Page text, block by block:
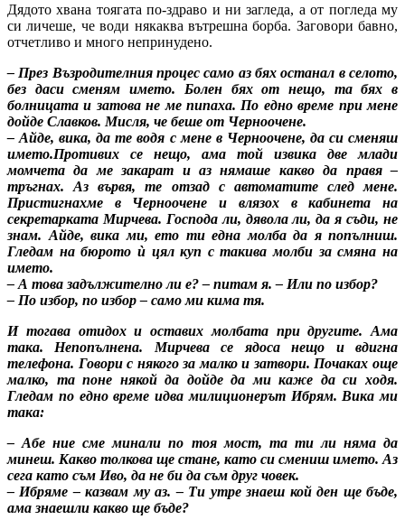
Дядото хвана тоягата по-здраво и ни загледа, а от погледа му
си личеше, че води някаква вътрешна борба. Заговори бавно,
отчетливо и много непринудено.
– През Възродителния процес само аз бях останал в селото,
без даси сменям името. Болен бях от нещо, та бях в
болницата и затова не ме пипаха. По едно време при мене
дойде Славков. Мисля, че беше от Черноочене.
– Айде, вика, да те водя с мене в Черноочене, да си сменяш
името.Противих се нещо, ама той извика две млади
момчета да ме закарат и аз нямаше какво да правя –
тръгнах. Аз вървя, те отзад с автоматите след мене.
Пристигнахме в Черноочене и влязох в кабинета на
секретарката Мирчева. Господа ли, дявола ли, да я съди, не
знам. Айде, вика ми, ето ти една молба да я попълниш.
Гледам на бюрото ù цял куп с такива молби за смяна на
името.
– А това задължително ли е? – питам я. – Или по избор?
– По избор, по избор – само ми кима тя.
И тогава отидох и оставих молбата при другите. Ама
така. Непопълнена. Мирчева се ядоса нещо и вдигна
телефона. Говори с някого за малко и затвори. Почаках още
малко, та поне някой да дойде да ми каже да си ходя.
Гледам по едно време идва милиционерът Ибрям. Вика ми
така:
– Абе ние сме минали по тоя мост, та ти ли няма да
минеш. Какво толкова ще стане, като си смениш името. Аз
сега като съм Иво, да не би да съм друг човек.
– Ибряме – казвам му аз. – Ти утре знаеш кой ден ще бъде,
ама знаешли какво ще бъде?